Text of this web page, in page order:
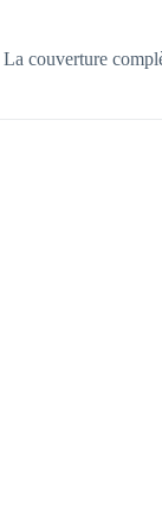
La couverture